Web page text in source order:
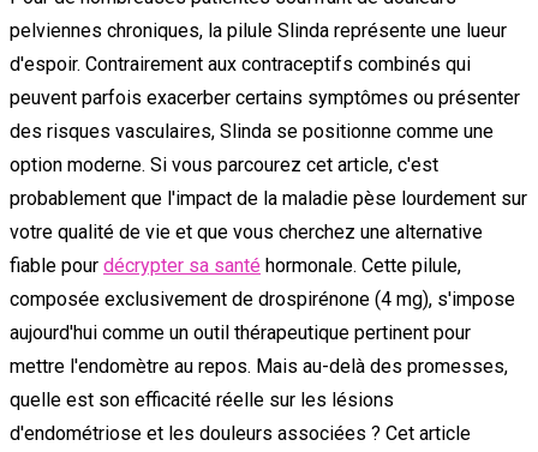
pelviennes chroniques, la pilule Slinda représente une lueur
d'espoir. Contrairement aux contraceptifs combinés qui
peuvent parfois exacerber certains symptômes ou présenter
des risques vasculaires, Slinda se positionne comme une
option moderne. Si vous parcourez cet article, c'est
probablement que l'impact de la maladie pèse lourdement sur
votre qualité de vie et que vous cherchez une alternative
fiable pour décrypter sa santé hormonale. Cette pilule,
composée exclusivement de drospirénone (4 mg), s'impose
aujourd'hui comme un outil thérapeutique pertinent pour
mettre l'endomètre au repos. Mais au-delà des promesses,
quelle est son efficacité réelle sur les lésions
d'endométriose et les douleurs associées ? Cet article